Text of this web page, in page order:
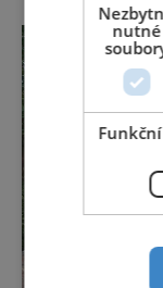
A stojí za to
S
drážďanské
přetahují o
nutné